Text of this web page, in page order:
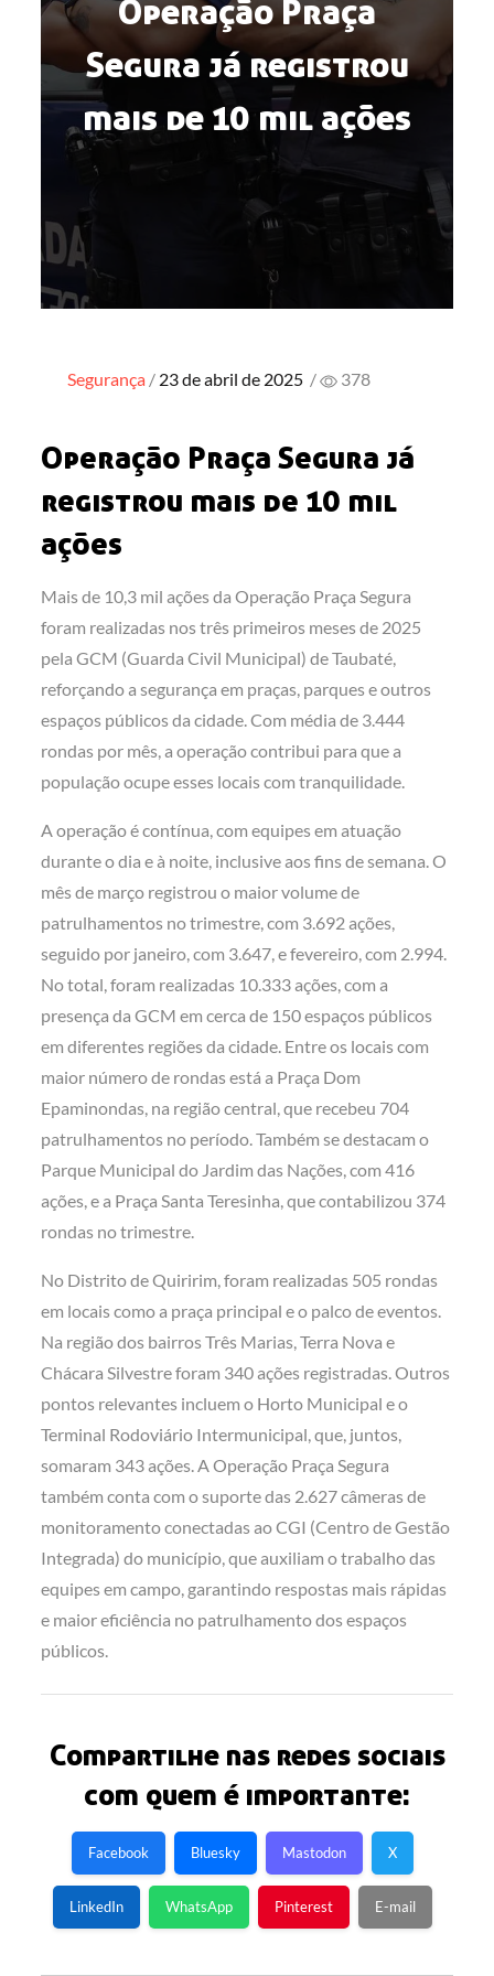
Operação Praça
Segura já registrou
mais de 10 mil ações
Segurança Posted
23 de abril de 2025 / 378
Operação Praça Segura já
registrou mais de 10 mil
ações
Mais de 10,3 mil ações da Operação Praça Segura
foram realizadas nos três primeiros meses de 2025
pela GCM (Guarda Civil Municipal) de Taubaté,
reforçando a segurança em praças, parques e outros
espaços públicos da cidade. Com média de 3.444
rondas por mês, a operação contribui para que a
população ocupe esses locais com tranquilidade.
A operação é contínua, com equipes em atuação
durante o dia e à noite, inclusive aos fins de semana. O
mês de março registrou o maior volume de
patrulhamentos no trimestre, com 3.692 ações,
seguido por janeiro, com 3.647, e fevereiro, com 2.994.
No total, foram realizadas 10.333 ações, com a
presença da GCM em cerca de 150 espaços públicos
em diferentes regiões da cidade. Entre os locais com
maior número de rondas está a Praça Dom
Epaminondas, na região central, que recebeu 704
patrulhamentos no período. Também se destacam o
Parque Municipal do Jardim das Nações, com 416
ações, e a Praça Santa Teresinha, que contabilizou 374
rondas no trimestre.
No Distrito de Quiririm, foram realizadas 505 rondas
em locais como a praça principal e o palco de eventos.
Na região dos bairros Três Marias, Terra Nova e
Chácara Silvestre foram 340 ações registradas. Outros
pontos relevantes incluem o Horto Municipal e o
Terminal Rodoviário Intermunicipal, que, juntos,
somaram 343 ações. A Operação Praça Segura
também conta com o suporte das 2.627 câmeras de
monitoramento conectadas ao CGI (Centro de Gestão
Integrada) do município, que auxiliam o trabalho das
equipes em campo, garantindo respostas mais rápidas
e maior eficiência no patrulhamento dos espaços
públicos.
Compartilhe nas redes sociais
com quem é importante:
Facebook Bluesky Mastodon X
LinkedIn WhatsApp Pinterest E-mail